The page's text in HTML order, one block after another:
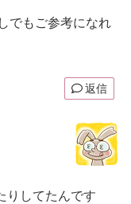
でもご参考になれ
返信
りしてたんです